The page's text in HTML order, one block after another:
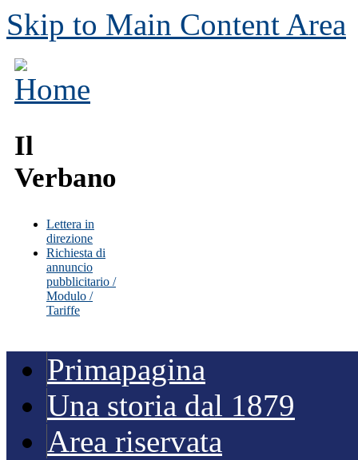
Skip to Main Content Area
Il
Verbano
Lettera in
direzione
Richiesta di
annuncio
pubblicitario /
Modulo /
Tariffe
Primapagina
Una storia dal 1879
Area riservata